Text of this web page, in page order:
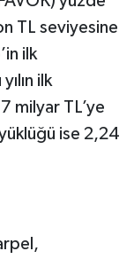
TL seviyesine
ilk
ilk
milyar TL’ye
ise 2,24